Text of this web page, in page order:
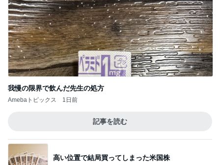
我慢の限界で飲んだ先生の処方
Amebaトピックス 1日前
記事を読む
高い位置で結局買ってしまった米国株